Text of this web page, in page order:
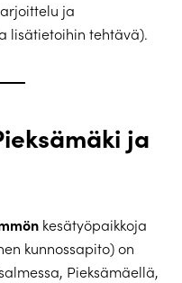
ja
lisätietoihin tehtävä).
ja
kesätyöpaikkoja
kunnossapito) on
Pieksämäellä,